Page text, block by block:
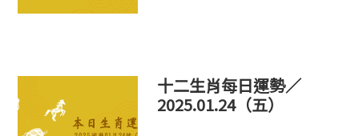
十二生肖每日運勢／
2025.01.24（五）